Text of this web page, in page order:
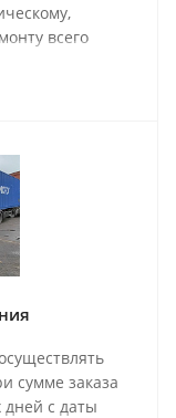
всего
сумме заказа
дней с даты